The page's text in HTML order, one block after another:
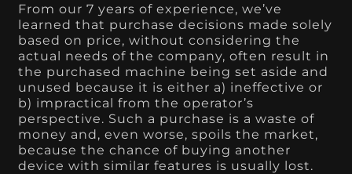
From our 7 years of experience, we’ve
learned that purchase decisions made solely
based on price, without considering the
actual needs of the company, often result in
the purchased machine being set aside and
unused because it is either a) ineffective or
b) impractical from the operator’s
perspective. Such a purchase is a waste of
money and, even worse, spoils the market,
because the chance of buying another
device with similar features is usually lost.